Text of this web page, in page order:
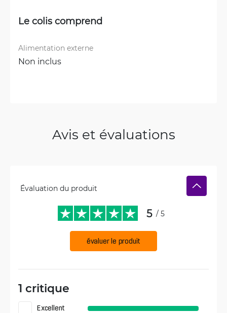
Le colis comprend
Alimentation externe
Non inclus
Avis et évaluations
Évaluation du produit
5 / 5
évaluer le produit
1 critique
Excellent